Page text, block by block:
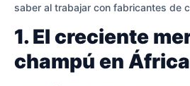
saber al trabajar con fabricantes de
1. El creciente
champú en África